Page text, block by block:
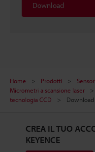
Download
Home Prodotti
Micrometri a scansione laser
tecnologia CCD
Download
CREA IL TUO
KEYENCE